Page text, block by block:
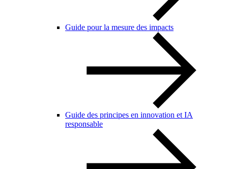
Guide pour la mesure des impacts
Guide des principes en innovation et IA
responsable